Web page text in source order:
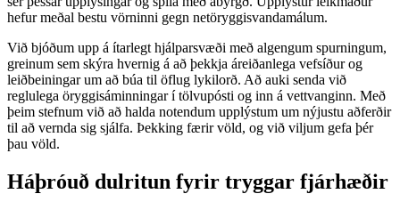
hefur meðal bestu vörninni gegn netöryggisvandamálum.
Við bjóðum upp á ítarlegt hjálparsvæði með algengum spurningum,
greinum sem skýra hvernig á að þekkja áreiðanlega vefsíður og
leiðbeiningar um að búa til öflug lykilorð. Að auki senda við
reglulega öryggisáminningar í tölvupósti og inn á vettvanginn. Með
þeim stefnum við að halda notendum upplýstum um nýjustu aðferðir
til að vernda sig sjálfa. Þekking færir völd, og við viljum gefa þér
þau völd.
Háþróuð dulritun fyrir tryggar fjárhæðir